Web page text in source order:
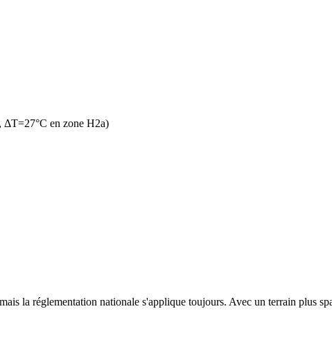
en zone H2a)
la réglementation nationale s'applique toujours. Avec un terrain plus